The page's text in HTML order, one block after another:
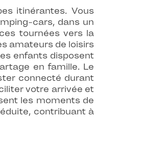
itinérantes. Vous
cars, dans un
tournées vers la
amateurs de loisirs
enfants disposent
en famille. Le
connecté durant
votre arrivée et
les moments de
contribuant à